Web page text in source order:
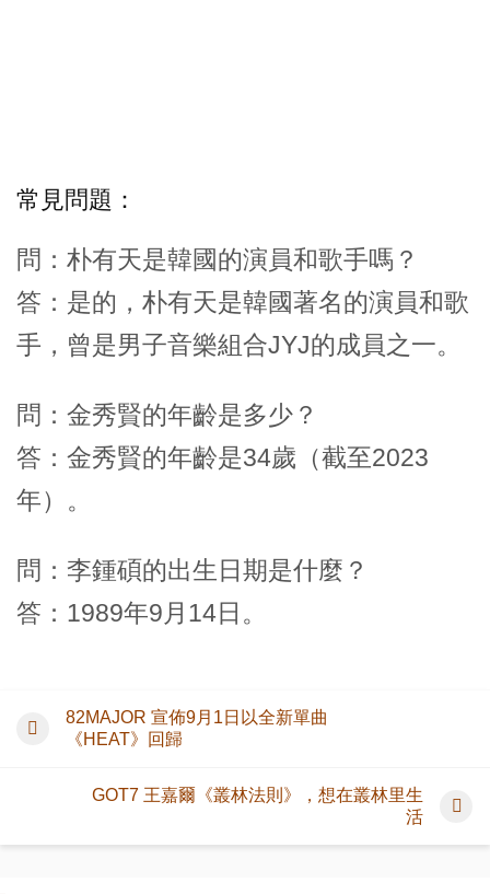
常見問題：
問：朴有天是韓國的演員和歌手嗎？
答：是的，朴有天是韓國著名的演員和歌
手，曾是男子音樂組合JYJ的成員之一。
問：金秀賢的年齡是多少？
答：金秀賢的年齡是34歲（截至2023
年）。
問：李鍾碩的出生日期是什麼？
答：1989年9月14日。
82MAJOR 宣佈9月1日以全新單曲
《HEAT》回歸
GOT7 王嘉爾《叢林法則》，想在叢林里生
活